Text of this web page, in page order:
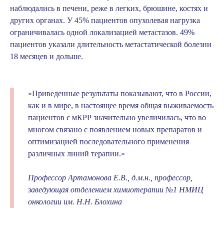
наблюдались в печени, реже в легких, брюшине, костях и
других органах. У 45% пациентов опухолевая нагрузка
ограничивалась одной локализацией метастазов. 49%
пациентов указали длительность метастатической болезни
18 месяцев и дольше.
«Приведенные результаты показывают, что в России,
как и в мире, в настоящее время общая выживаемость
пациентов с мКРР значительно увеличилась, что во
многом связано с появлением новых препаратов и
оптимизацией последовательного применения
различных линий терапии.»
Профессор Артамонова Е.В., д.м.н., профессор,
заведующая отделением химиотерапии №1 НМИЦ
онкологии им. Н.Н. Блохина